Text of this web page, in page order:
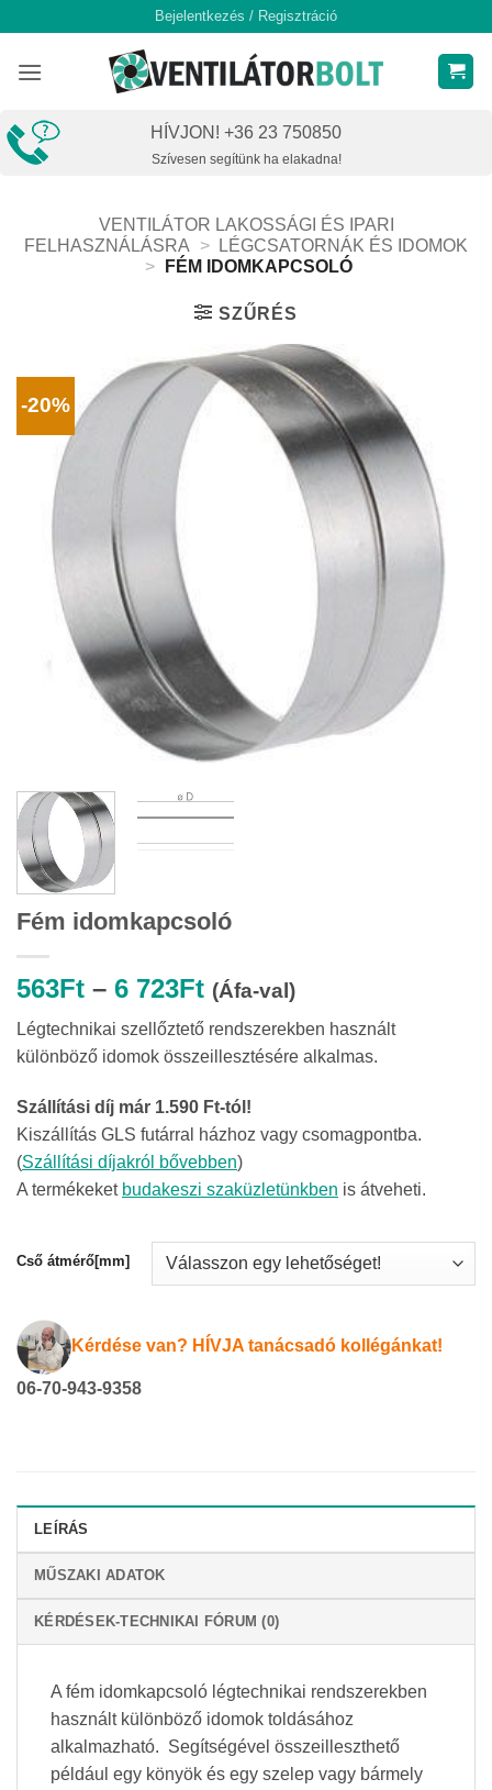
content
Bejelentkezés / Regisztráció
HÍVJON! +36 23 750850
Szívesen segítünk ha elakadna!
VENTILÁTOR LAKOSSÁGI ÉS IPARI
FELHASZNÁLÁSRA
>
LÉGCSATORNÁK ÉS IDOMOK
>
FÉM IDOMKAPCSOLÓ
SZŰRÉS
-20%
Fém idomkapcsoló
563Ft – 6 723FtÁrtartomány:
-
6
723Ft
(Áfa-val)
Légtechnikai szellőztető rendszerekben használt
különböző idomok összeillesztésére alkalmas.
Szállítási díj már 1.590 Ft-tól!
Kiszállítás GLS futárral házhoz vagy csomagpontba.
(Szállítási díjakról bővebben)
A termékeket budakeszi szaküzletünkben is átveheti.
Cső átmérő[mm]
Kérdése van? HÍVJA tanácsadó kollégánkat!
06-70-943-9358
LEÍRÁS
MŰSZAKI ADATOK
KÉRDÉSEK-TECHNIKAI FÓRUM (0)
A fém idomkapcsoló légtechnikai rendszerekben
használt különböző idomok toldásához
alkalmazható. Segítségével összeilleszthető
például egy könyök és egy szelep vagy bármely